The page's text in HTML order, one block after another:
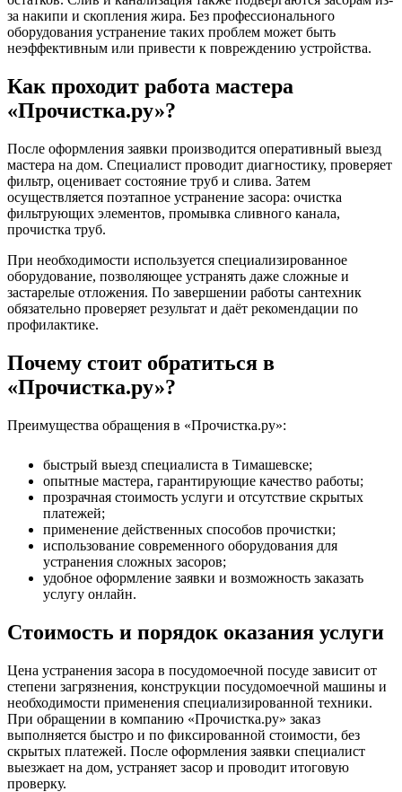
за накипи и скопления жира. Без профессионального
оборудования устранение таких проблем может быть
неэффективным или привести к повреждению устройства.
Как проходит работа мастера
«Прочистка.ру»?
После оформления заявки производится оперативный выезд
мастера на дом. Специалист проводит диагностику, проверяет
фильтр, оценивает состояние труб и слива. Затем
осуществляется поэтапное устранение засора: очистка
фильтрующих элементов, промывка сливного канала,
прочистка труб.
При необходимости используется специализированное
оборудование, позволяющее устранять даже сложные и
застарелые отложения. По завершении работы сантехник
обязательно проверяет результат и даёт рекомендации по
профилактике.
Почему стоит обратиться в
«Прочистка.ру»?
Преимущества обращения в «Прочистка.ру»:
быстрый выезд специалиста в Тимашевске;
опытные мастера, гарантирующие качество работы;
прозрачная стоимость услуги и отсутствие скрытых
платежей;
применение действенных способов прочистки;
использование современного оборудования для
устранения сложных засоров;
удобное оформление заявки и возможность заказать
услугу онлайн.
Стоимость и порядок оказания услуги
Цена устранения засора в посудомоечной посуде зависит от
степени загрязнения, конструкции посудомоечной машины и
необходимости применения специализированной техники.
При обращении в компанию «Прочистка.ру» заказ
выполняется быстро и по фиксированной стоимости, без
скрытых платежей. После оформления заявки специалист
выезжает на дом, устраняет засор и проводит итоговую
проверку.